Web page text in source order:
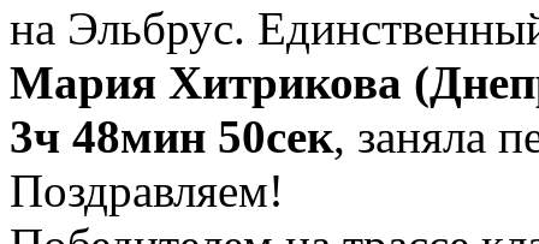
на Эльбрус.
Мария Хитрикова
3ч 48мин 50сек, заняла
Поздравляем!